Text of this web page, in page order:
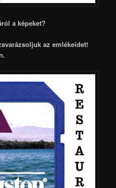
a képeket?
az emlékeidet!